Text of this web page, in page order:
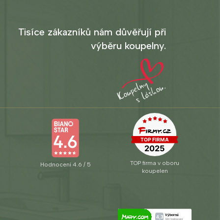
Tisíce zákazníků nám důvěřují při
výběru koupelny.
Hodnocení 4.6 / 5
TOP firma v oboru
koupelen